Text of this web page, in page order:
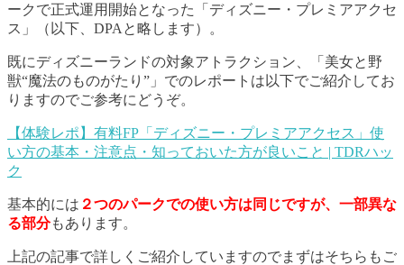
ークで正式運用開始となった「ディズニー・プレミアアクセ
ス」（以下、DPAと略します）。
既にディズニーランドの対象アトラクション、「美女と野
獣“魔法のものがたり”」でのレポートは以下でご紹介してお
りますのでご参考にどうぞ。
【体験レポ】有料FP「ディズニー・プレミアアクセス」使
い方の基本・注意点・知っておいた方が良いこと | TDRハッ
ク
基本的には ２つのパークでの使い方は同じですが、一部異な
る部分もあります。
上記の記事で詳しくご紹介していますのでまずはそちらもご